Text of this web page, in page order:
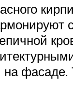
фасаде.